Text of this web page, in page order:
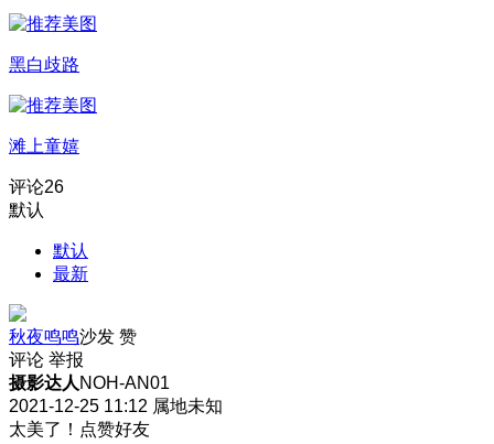
黑白歧路
滩上童嬉
评论26
默认
默认
最新
秋夜鸣鸣沙发 赞
评论 举报
摄影达人 NOH-AN01
2021-12-25 11:12 属地未知
太美了！点赞好友